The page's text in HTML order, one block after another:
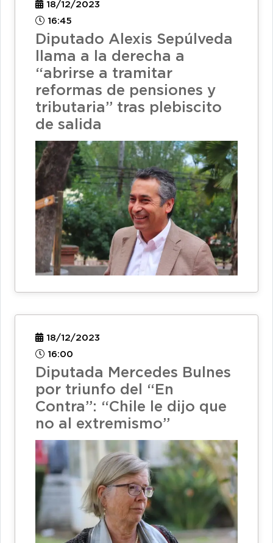
18/12/2023
16:45
Diputado Alexis Sepúlveda
llama a la derecha a
“abrirse a tramitar
reformas de pensiones y
tributaria” tras plebiscito
de salida
18/12/2023
16:00
Diputada Mercedes Bulnes
por triunfo del “En
Contra”: “Chile le dijo que
no al extremismo”